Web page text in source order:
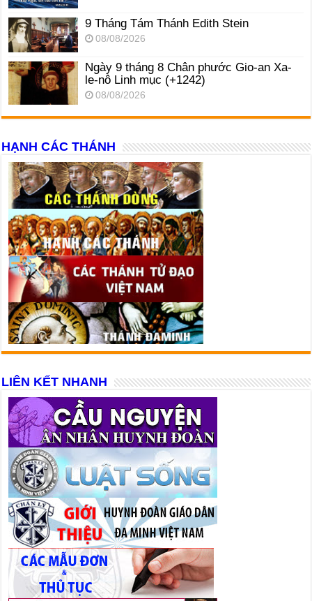
9 Tháng Tám Thánh Edith Stein
08/08/2026
Ngày 9 tháng 8 Chân phước Gio-an Xa-
le-nô Linh mục (+1242)
08/08/2026
HẠNH CÁC THÁNH
LIÊN KẾT NHANH